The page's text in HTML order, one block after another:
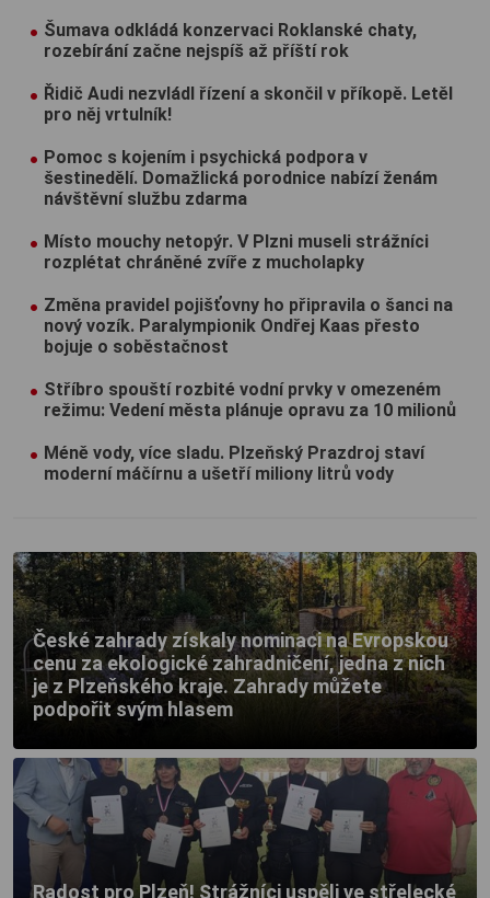
Šumava odkládá konzervaci Roklanské chaty,
rozebírání začne nejspíš až příští rok
Řidič Audi nezvládl řízení a skončil v příkopě. Letěl
pro něj vrtulník!
Pomoc s kojením i psychická podpora v
šestinedělí. Domažlická porodnice nabízí ženám
návštěvní službu zdarma
Místo mouchy netopýr. V Plzni museli strážníci
rozplétat chráněné zvíře z mucholapky
Změna pravidel pojišťovny ho připravila o šanci na
nový vozík. Paralympionik Ondřej Kaas přesto
bojuje o soběstačnost
Stříbro spouští rozbité vodní prvky v omezeném
režimu: Vedení města plánuje opravu za 10 milionů
Méně vody, více sladu. Plzeňský Prazdroj staví
moderní máčírnu a ušetří miliony litrů vody
České zahrady získaly nominaci na Evropskou
cenu za ekologické zahradničení, jedna z nich
je z Plzeňského kraje. Zahrady můžete
podpořit svým hlasem
Radost pro Plzeň! Strážníci uspěli ve střelecké